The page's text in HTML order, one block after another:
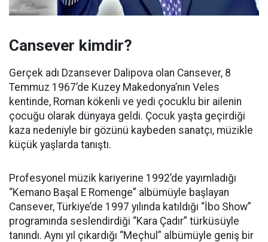
Cansever kimdir?
Gerçek adı Dzansever Dalipova olan Cansever, 8
Temmuz 1967’de Kuzey Makedonya’nın Veles
kentinde, Roman kökenli ve yedi çocuklu bir ailenin
çocuğu olarak dünyaya geldi. Çocuk yaşta geçirdiği
kaza nedeniyle bir gözünü kaybeden sanatçı, müzikle
küçük yaşlarda tanıştı.
Profesyonel müzik kariyerine 1992’de yayımladığı
“Kemano Başal E Romenge” albümüyle başlayan
Cansever, Türkiye’de 1997 yılında katıldığı “İbo Show”
programında seslendirdiği “Kara Çadır” türküsüyle
tanındı. Aynı yıl çıkardığı “Meçhul” albümüyle geniş bir